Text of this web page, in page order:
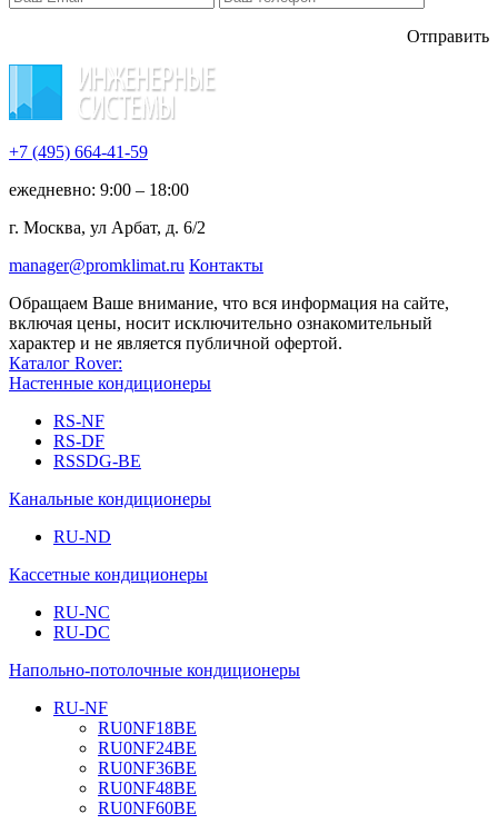
Отправить
+7 (495) 664-41-59
ежедневно: 9:00 – 18:00
г. Москва, ул Арбат, д. 6/2
manager@promklimat.ru Контакты
Обращаем Ваше внимание, что вся информация на сайте,
включая цены, носит исключительно ознакомительный
характер и не является публичной офертой.
Каталог Rover:
Настенные кондиционеры
RS-NF
RS-DF
RSSDG-BE
Канальные кондиционеры
RU-ND
Кассетные кондиционеры
RU-NC
RU-DC
Напольно-потолочные кондиционеры
RU-NF
RU0NF18BE
RU0NF24BE
RU0NF36BE
RU0NF48BE
RU0NF60BE